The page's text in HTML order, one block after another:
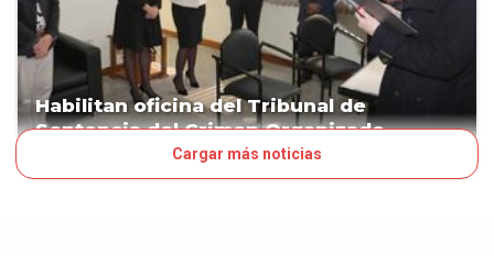
Habilitan oficina del Tribunal de
Sentencia del Crimen Organizado
Cargar más noticias